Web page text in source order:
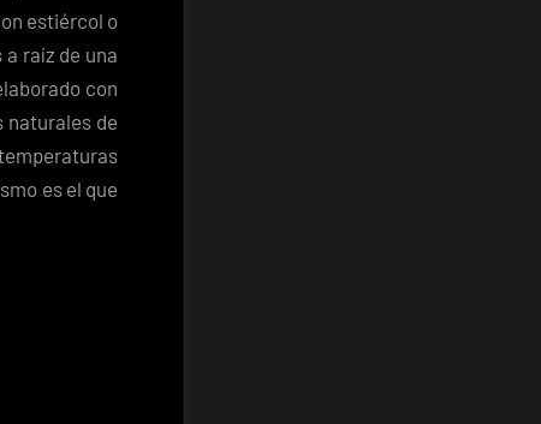
estiércol o
raíz de una
con
naturales de
es el que